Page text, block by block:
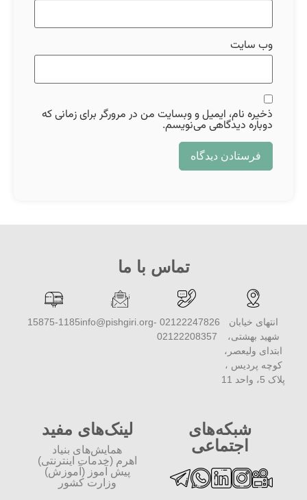
وب‌ سایت
ذخیره نام، ایمیل و وبسایت من در مرورگر برای زمانی که
دوباره دیدگاهی می‌نویسم.
تماس با ما
انتهای خیابان
شهید بهشتی،
ابتدای ولیعصر،
کوچه پردیس ،
پلاک 5، واحد 11
02122247826 -
02122208357
info@pishgiri.org
15875-1185
شبکه‌های
اجتماعی
لینک‌های مفید
همایش‌های بنیاد
اهرم (خدمات اینترنتی)
پیش آموز (آموزش)
وزارت کشور